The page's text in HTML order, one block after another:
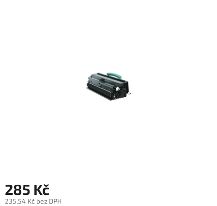
285 Kč
235,54 Kč bez DPH